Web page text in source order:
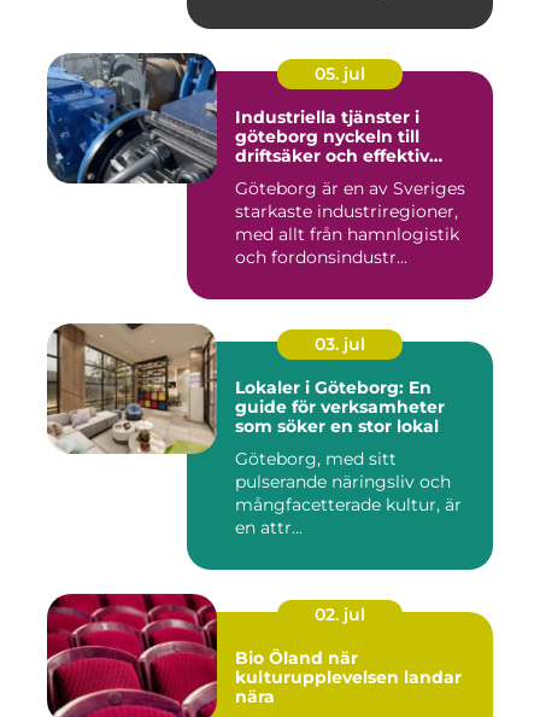
05. jul
Industriella tjänster i
göteborg nyckeln till
driftsäker och effektiv
Göteborg är en av Sveriges
starkaste industriregioner,
med allt från hamnlogistik
och fordonsindustr...
03. jul
Lokaler i Göteborg: En
guide för verksamheter
som söker en stor lokal
Göteborg, med sitt
pulserande näringsliv och
mångfacetterade kultur, är
en attr...
02. jul
Bio Öland när
kulturupplevelsen landar
nära